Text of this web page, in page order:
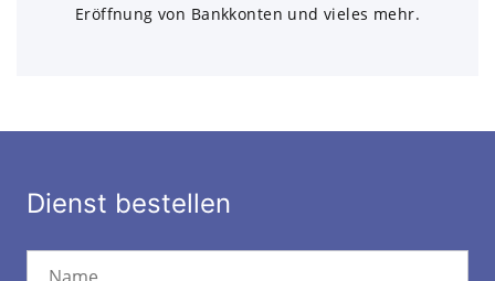
Eröffnung von Bankkonten und vieles mehr.
Dienst bestellen